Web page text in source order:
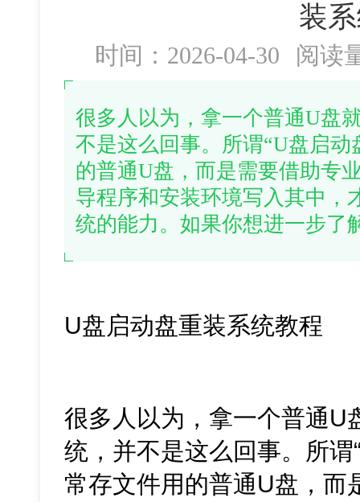
装
时间：2026-04-30 阅读
很多人以为，拿一个普通U盘
不是这么回事。所谓“U盘启
的普通U盘，而是需要借助专
导程序和安装环境写入其中，
统的能力。如果你想进一步了
U盘启动盘重装系统教程
很多人以为，拿一个普通U
统，并不是这么回事。所谓
常存文件用的普通U盘，而